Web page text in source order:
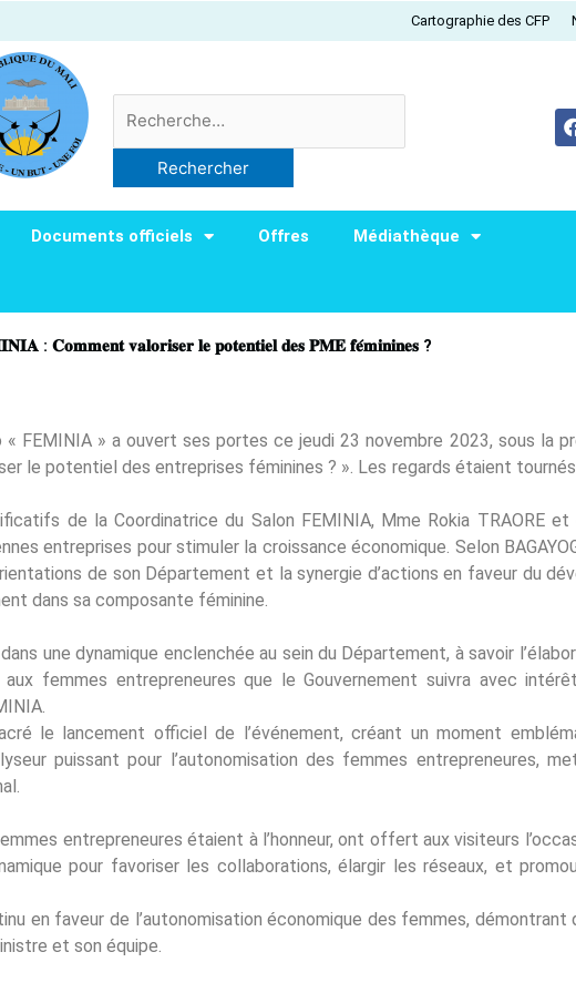
Cartographie des CFP
Documents officiels Offres Médiathèque
: 𝐂𝐨𝐦𝐦𝐞𝐧𝐭 𝐯𝐚𝐥𝐨𝐫𝐢𝐬𝐞𝐫 𝐥𝐞 𝐩𝐨𝐭𝐞𝐧𝐭𝐢𝐞𝐥 𝐝𝐞𝐬 𝐏𝐌𝐄 𝐟𝐞́𝐦𝐢𝐧𝐢𝐧𝐞𝐬 ?
« FEMINIA » a ouvert ses portes ce jeudi 23 novembre 2023, sous la
le potentiel des entreprises féminines ? ». Les regards étaient
de la Coordinatrice du Salon FEMINIA, Mme Rokia TRAORE
entreprises pour stimuler la croissance économique. Selon
de son Département et la synergie d’actions en faveur du
dans sa composante féminine.
une dynamique enclenchée au sein du Département, à savoir
femmes entrepreneures que le Gouvernement suivra avec
le lancement officiel de l’événement, créant un moment
puissant pour l’autonomisation des femmes entrepreneures,
entrepreneures étaient à l’honneur, ont offert aux visiteurs
pour favoriser les collaborations, élargir les réseaux, et
en faveur de l’autonomisation économique des femmes, démontrant
et son équipe.